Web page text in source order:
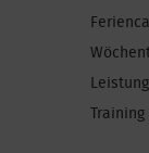
Training